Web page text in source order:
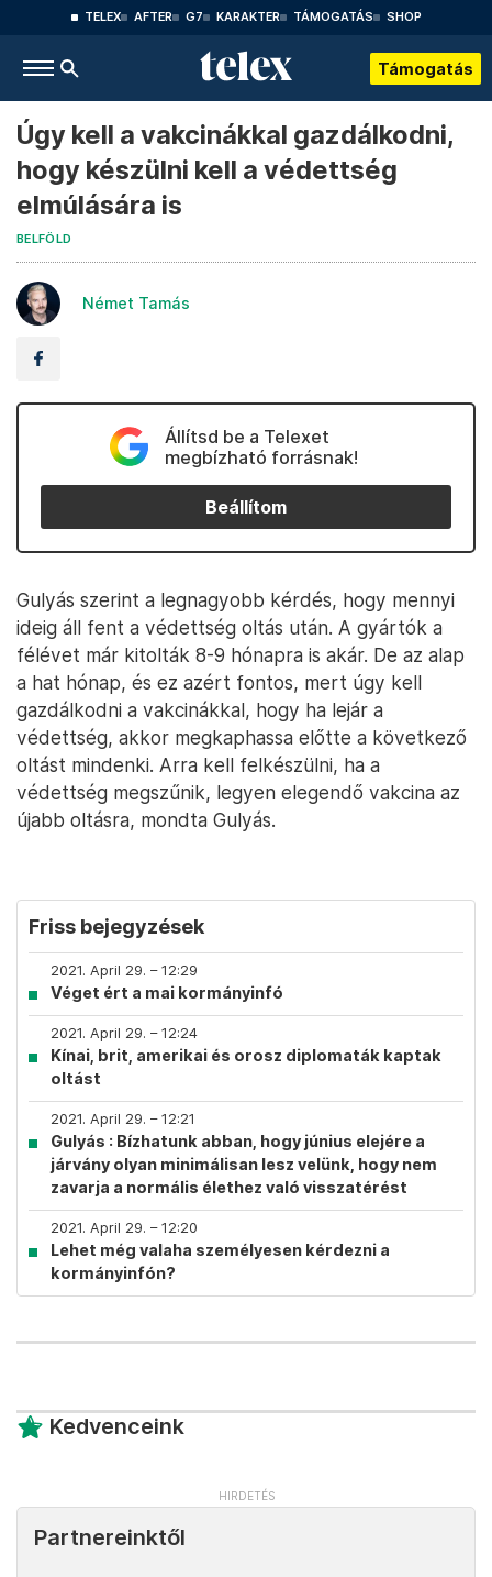
TELEX AFTER G7 KARAKTER TÁMOGATÁS SHOP
Támogatás
Úgy kell a vakcinákkal gazdálkodni,
hogy készülni kell a védettség
elmúlására is
BELFÖLD
Német Tamás
Állítsd be a Telexet
megbízható forrásnak!
Beállítom
Gulyás szerint a legnagyobb kérdés, hogy mennyi
ideig áll fent a védettség oltás után. A gyártók a
félévet már kitolták 8-9 hónapra is akár. De az alap
a hat hónap, és ez azért fontos, mert úgy kell
gazdálkodni a vakcinákkal, hogy ha lejár a
védettség, akkor megkaphassa előtte a következő
oltást mindenki. Arra kell felkészülni, ha a
védettség megszűnik, legyen elegendő vakcina az
újabb oltásra, mondta Gulyás.
Friss bejegyzések
2021. April 29. – 12:29
Véget ért a mai kormányinfó
2021. April 29. – 12:24
Kínai, brit, amerikai és orosz diplomaták kaptak
oltást
2021. April 29. – 12:21
Gulyás : Bízhatunk abban, hogy június elejére a
járvány olyan minimálisan lesz velünk, hogy nem
zavarja a normális élethez való visszatérést
2021. April 29. – 12:20
Lehet még valaha személyesen kérdezni a
kormányinfón?
Kedvenceink
Partnereinktől